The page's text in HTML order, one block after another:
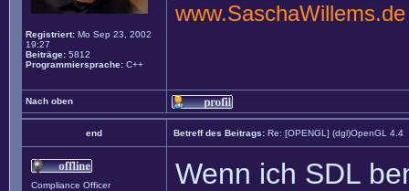
Registriert: Mo Sep 23, 2002
19:27
Beiträge: 5812
Programmiersprache: C++
www.SaschaWillems.de
Nach oben
end Betreff des Beitrags: Re: [OPENGL] (dgl)OpenGL 4.4
Compliance Officer Wenn ich SDL